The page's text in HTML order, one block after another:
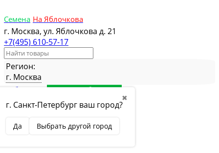
Семена На Яблочкова
г. Москва, ул. Яблочкова д. 21
+7(495) 610-57-17
Регион:
г. Москва
✖
г. Санкт-Петербург ваш город?
Да Выбрать другой город
Избранное Товар в избранном
СравнениеТовар в сравнении
Вход
Вход